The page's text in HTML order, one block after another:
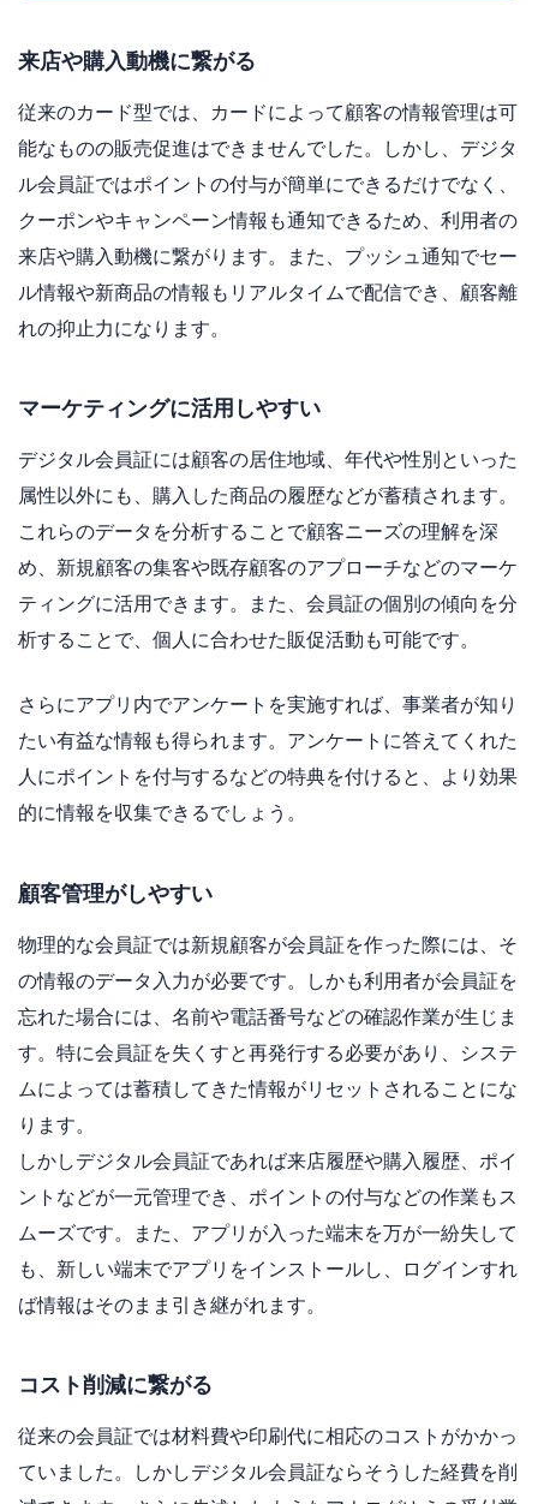
来店や購入動機に繋がる
従来のカード型では、カードによって顧客の情報管理は可
能なものの販売促進はできませんでした。しかし、デジタ
ル会員証ではポイントの付与が簡単にできるだけでなく、
クーポンやキャンペーン情報も通知できるため、利用者の
来店や購入動機に繋がります。また、プッシュ通知でセー
ル情報や新商品の情報もリアルタイムで配信でき、顧客離
れの抑止力になります。
マーケティングに活用しやすい
デジタル会員証には顧客の居住地域、年代や性別といった
属性以外にも、購入した商品の履歴などが蓄積されます。
これらのデータを分析することで顧客ニーズの理解を深
め、新規顧客の集客や既存顧客のアプローチなどのマーケ
ティングに活用できます。また、会員証の個別の傾向を分
析することで、個人に合わせた販促活動も可能です。
さらにアプリ内でアンケートを実施すれば、事業者が知り
たい有益な情報も得られます。アンケートに答えてくれた
人にポイントを付与するなどの特典を付けると、より効果
的に情報を収集できるでしょう。
顧客管理がしやすい
物理的な会員証では新規顧客が会員証を作った際には、そ
の情報のデータ入力が必要です。しかも利用者が会員証を
忘れた場合には、名前や電話番号などの確認作業が生じま
す。特に会員証を失くすと再発行する必要があり、システ
ムによっては蓄積してきた情報がリセットされることにな
ります。
しかしデジタル会員証であれば来店履歴や購入履歴、ポイ
ントなどが一元管理でき、ポイントの付与などの作業もス
ムーズです。また、アプリが入った端末を万が一紛失して
も、新しい端末でアプリをインストールし、ログインすれ
ば情報はそのまま引き継がれます。
コスト削減に繋がる
従来の会員証では材料費や印刷代に相応のコストがかかっ
ていました。しかしデジタル会員証ならそうした経費を削